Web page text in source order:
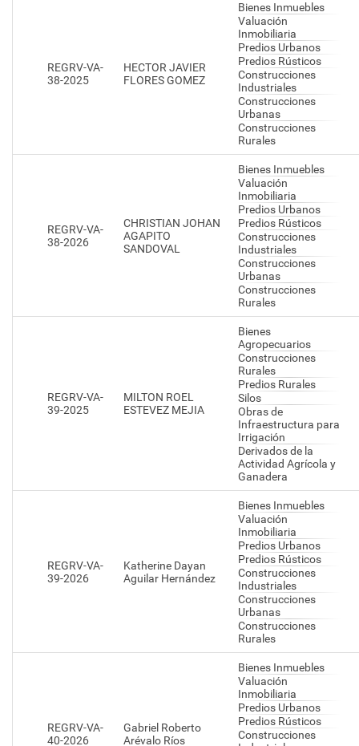
REGRV-VA-
38-2025
HECTOR JAVIER
FLORES GOMEZ
Bienes Inmuebles
Valuación
Inmobiliaria
Predios Urbanos
Predios Rústicos
Construcciones
Industriales
Construcciones
Urbanas
Construcciones
Rurales
REGRV-VA-
38-2026
CHRISTIAN JOHAN
AGAPITO
SANDOVAL
Bienes Inmuebles
Valuación
Inmobiliaria
Predios Urbanos
Predios Rústicos
Construcciones
Industriales
Construcciones
Urbanas
Construcciones
Rurales
REGRV-VA-
39-2025
MILTON ROEL
ESTEVEZ MEJIA
Bienes
Agropecuarios
Construcciones
Rurales
Predios Rurales
Silos
Obras de
Infraestructura para
Irrigación
Derivados de la
Actividad Agrícola y
Ganadera
REGRV-VA-
39-2026
Katherine Dayan
Aguilar Hernández
Bienes Inmuebles
Valuación
Inmobiliaria
Predios Urbanos
Predios Rústicos
Construcciones
Industriales
Construcciones
Urbanas
Construcciones
Rurales
REGRV-VA-
40-2026
Gabriel Roberto
Arévalo Ríos
Bienes Inmuebles
Valuación
Inmobiliaria
Predios Urbanos
Predios Rústicos
Construcciones